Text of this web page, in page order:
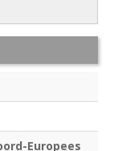
Europees